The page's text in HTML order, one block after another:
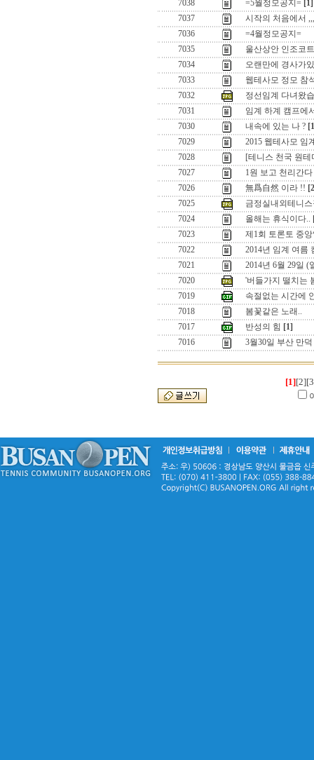
7038
=5월정모공지= [1]
7037
시작의 처음에서 ,,,
7036
=4월정모공지=
7035
울산상안 인조코
7034
오랜만에 경사가
7033
웹테사모 정모 참
7032
정선임계 다녀왔
7031
임계 하계 캠프에
7030
내속에 있는 나 ?
7029
2015 웹테사모 임
7028
[테니스 천국 원
7027
1원 보고 천리간
7026
無爲自然 이라 !!
7025
금정실내외테니
7024
올해는 휴식이다..
7023
제1회 토론토 중
7022
2014년 임계 여름
7021
2014년 6월 29일
7020
'버들가지 떨치는
7019
속절없는 시간에
7018
봄꽃같은 노래..
7017
반성의 힘 [1]
7016
3월30일 부산 만
[1][2]